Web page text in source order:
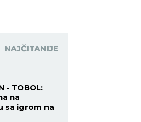
NAJČITANIJE
- TOBOL:
na
sa igrom na